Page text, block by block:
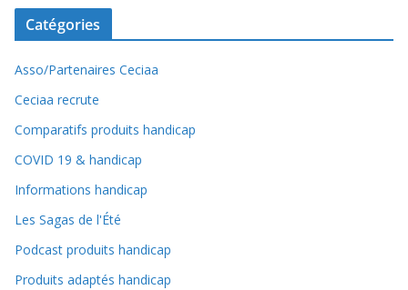
Catégories
Asso/Partenaires Ceciaa
Ceciaa recrute
Comparatifs produits handicap
COVID 19 & handicap
Informations handicap
Les Sagas de l'Été
Podcast produits handicap
Produits adaptés handicap